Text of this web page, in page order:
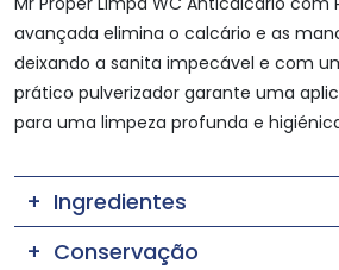
avançada elimina o calcário e as
deixando a sanita impecável e com
prático pulverizador garante uma
para uma limpeza profunda e
Ingredientes
Conservação